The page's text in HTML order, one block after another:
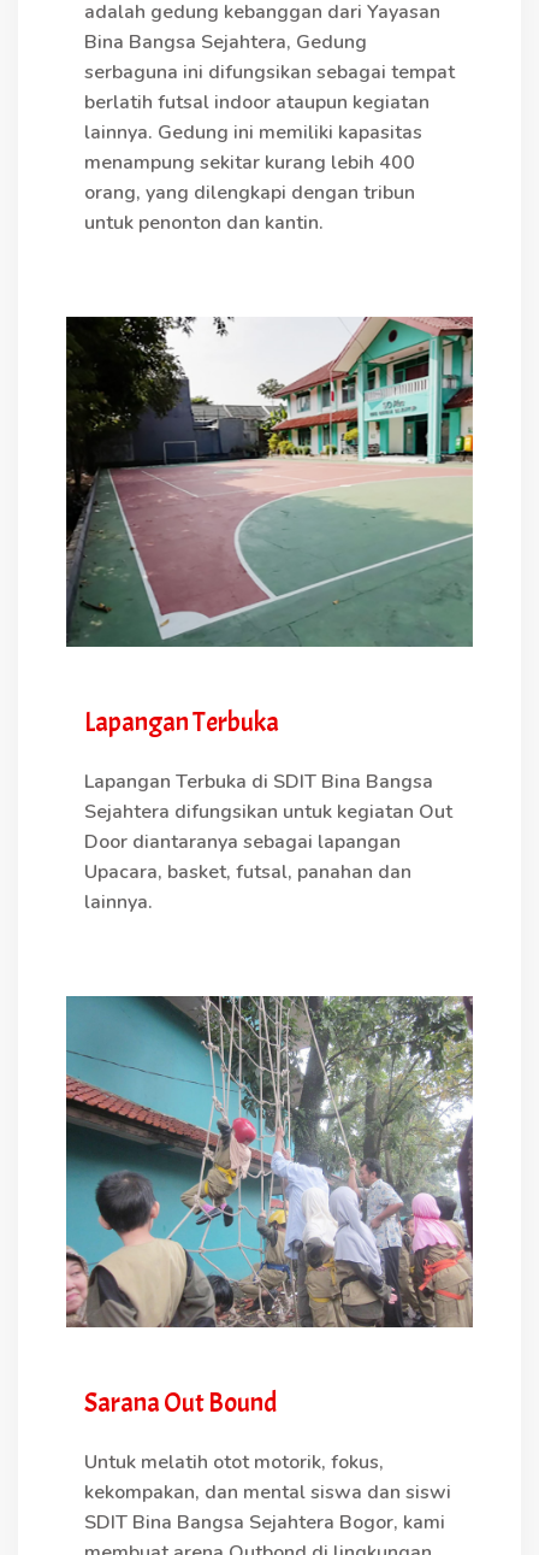
adalah gedung kebanggan dari Yayasan
Bina Bangsa Sejahtera, Gedung
serbaguna ini difungsikan sebagai tempat
berlatih futsal indoor ataupun kegiatan
lainnya. Gedung ini memiliki kapasitas
menampung sekitar kurang lebih 400
orang, yang dilengkapi dengan tribun
untuk penonton dan kantin.
Lapangan Terbuka
Lapangan Terbuka di SDIT Bina Bangsa
Sejahtera difungsikan untuk kegiatan Out
Door diantaranya sebagai lapangan
Upacara, basket, futsal, panahan dan
lainnya.
Sarana Out Bound
Untuk melatih otot motorik, fokus,
kekompakan, dan mental siswa dan siswi
SDIT Bina Bangsa Sejahtera Bogor, kami